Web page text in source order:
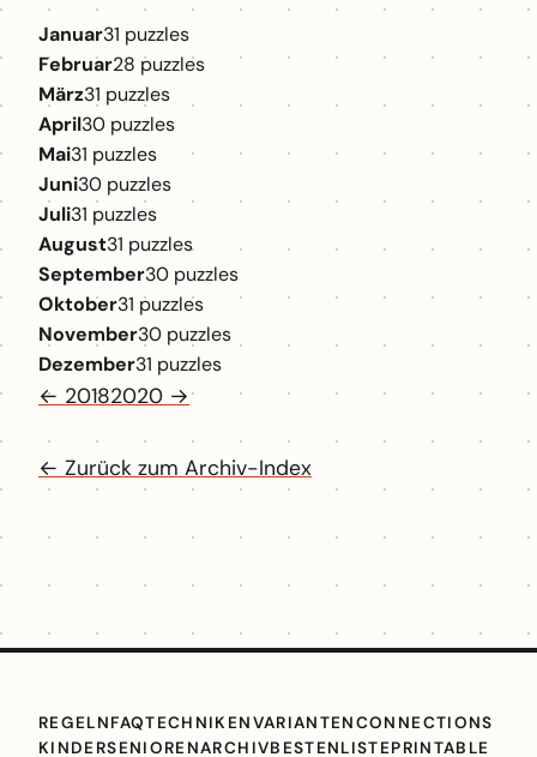
Januar31 puzzles
Februar28 puzzles
März31 puzzles
April30 puzzles
Mai31 puzzles
Juni30 puzzles
Juli31 puzzles
August31 puzzles
September30 puzzles
Oktober31 puzzles
November30 puzzles
Dezember31 puzzles
← 20182020 →
← Zurück zum Archiv-Index
REGELNFAQTECHNIKENVARIANTENCONNECTIONS
KINDERSENIORENARCHIVBESTENLISTEPRINTABLE